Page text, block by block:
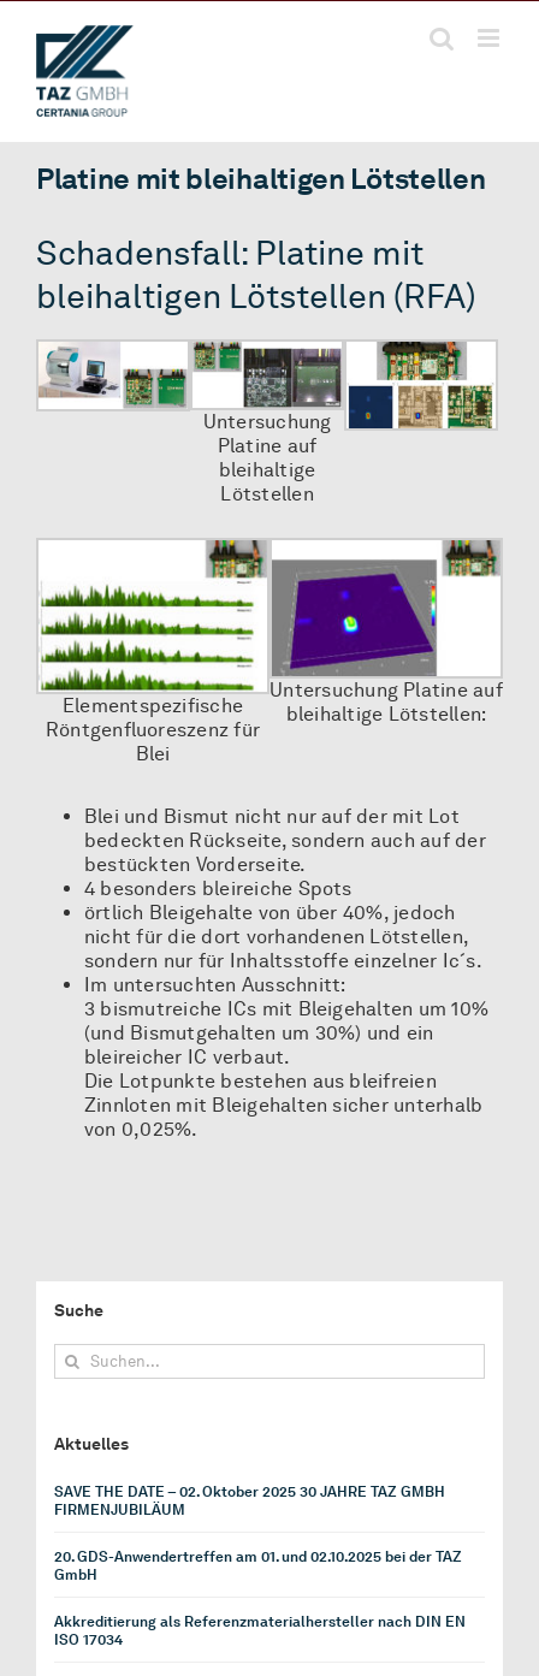
Inhalt
springen
Platine mit bleihaltigen Lötstellen
Schadensfall: Platine mit
bleihaltigen Lötstellen (RFA)
Untersuchung
Platine auf
bleihaltige
Lötstellen
Elementspezifische
Röntgenfluoreszenz für
Blei
Untersuchung Platine auf
bleihaltige Lötstellen:
Blei und Bismut nicht nur auf der mit Lot
bedeckten Rückseite, sondern auch auf der
bestückten Vorderseite.
4 besonders bleireiche Spots
örtlich Bleigehalte von über 40%, jedoch
nicht für die dort vorhandenen Lötstellen,
sondern nur für Inhaltsstoffe einzelner Ic´s.
Im untersuchten Ausschnitt:
3 bismutreiche ICs mit Bleigehalten um 10%
(und Bismutgehalten um 30%) und ein
bleireicher IC verbaut.
Die Lotpunkte bestehen aus bleifreien
Zinnloten mit Bleigehalten sicher unterhalb
von 0,025%.
Suche
Suche
nach:
Aktuelles
SAVE THE DATE – 02. Oktober 2025 30 JAHRE TAZ GMBH
FIRMENJUBILÄUM
20. GDS-Anwendertreffen am 01. und 02.10.2025 bei der TAZ
GmbH
Akkreditierung als Referenzmaterialhersteller nach DIN EN
ISO 17034